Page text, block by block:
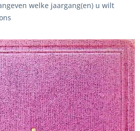
welke jaargang(en) u wilt